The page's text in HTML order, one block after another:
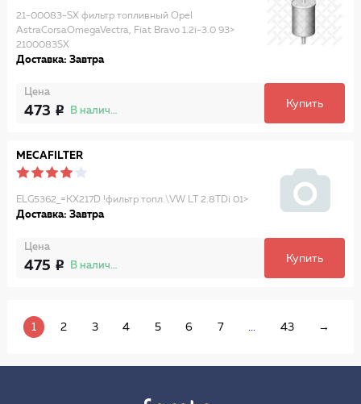
21-00083-SX фильтр топливный Opel
AstraCorsaOmegaVectra, Fiat Bravo 1.2i-3.0 93>
2100083SX
Доставка: Завтра
Цена
473 В наличии
Купить
MECAFILTER
ELG5362_=KX217D !фильтр топл.\VW LT 2.8TDi 01>
Доставка: Завтра
Цена
475 В наличии
Купить
1 2 3 4 5 6 7 ... 43 →